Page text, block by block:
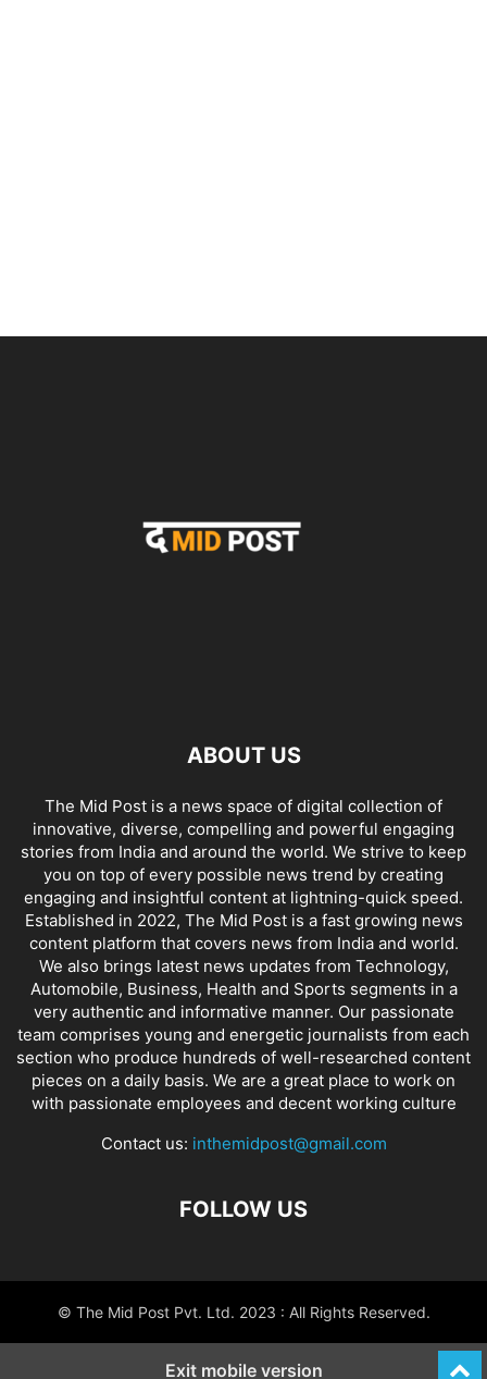
ABOUT US
The Mid Post is a news space of digital collection of
innovative, diverse, compelling and powerful engaging
stories from India and around the world. We strive to keep
you on top of every possible news trend by creating
engaging and insightful content at lightning-quick speed.
Established in 2022, The Mid Post is a fast growing news
content platform that covers news from India and world.
We also brings latest news updates from Technology,
Automobile, Business, Health and Sports segments in a
very authentic and informative manner. Our passionate
team comprises young and energetic journalists from each
section who produce hundreds of well-researched content
pieces on a daily basis. We are a great place to work on
with passionate employees and decent working culture
Contact us: inthemidpost@gmail.com
FOLLOW US
© The Mid Post Pvt. Ltd. 2023 : All Rights Reserved.
Exit mobile version